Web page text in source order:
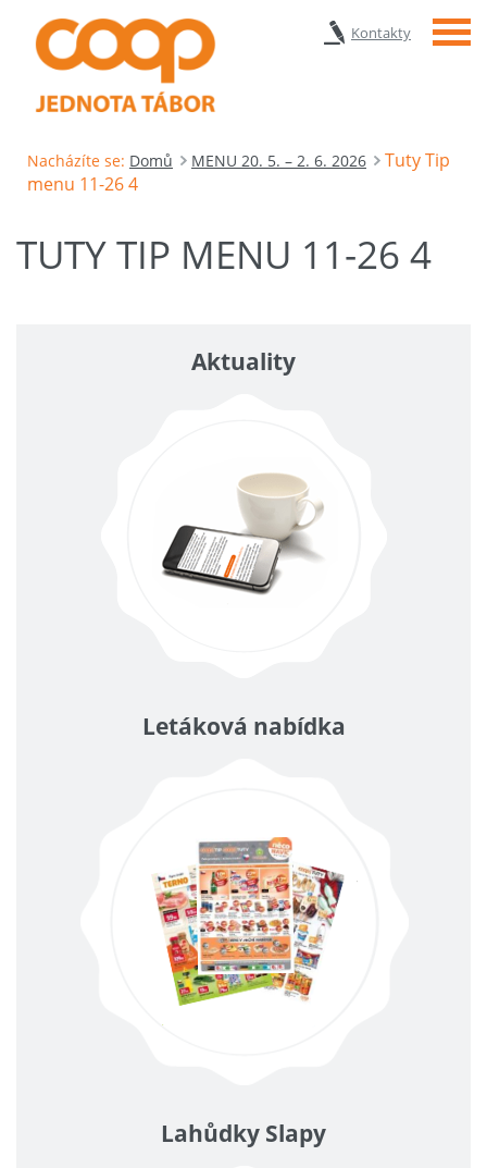
Kontakty Menu
Nacházíte se: Domů MENU 20. 5. – 2. 6. 2026
Tuty Tip
menu 11-26 4
TUTY TIP MENU 11-26 4
Aktuality
Letáková nabídka
Lahůdky Slapy